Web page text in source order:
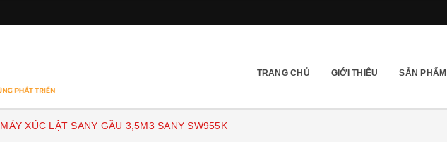
TRANG CHỦ GIỚI THIỆU SẢN PHẨM
MÁY XÚC LẬT SANY GẦU 3,5M3 SANY SW955K